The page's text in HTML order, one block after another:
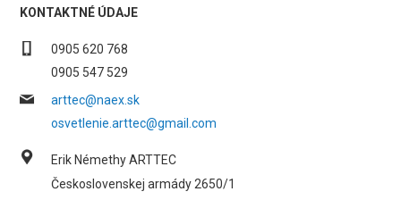
KONTAKTNÉ ÚDAJE
0905 620 768
0905 547 529
arttec@naex.sk
osvetlenie.arttec@gmail.com
Erik Némethy ARTTEC
Československej armády 2650/1